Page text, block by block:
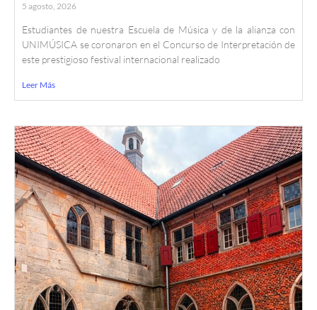
5 agosto, 2026
Estudiantes de nuestra Escuela de Música y de la alianza con
UNIMÚSICA se coronaron en el Concurso de Interpretación de
este prestigioso festival internacional realizado
Leer Más